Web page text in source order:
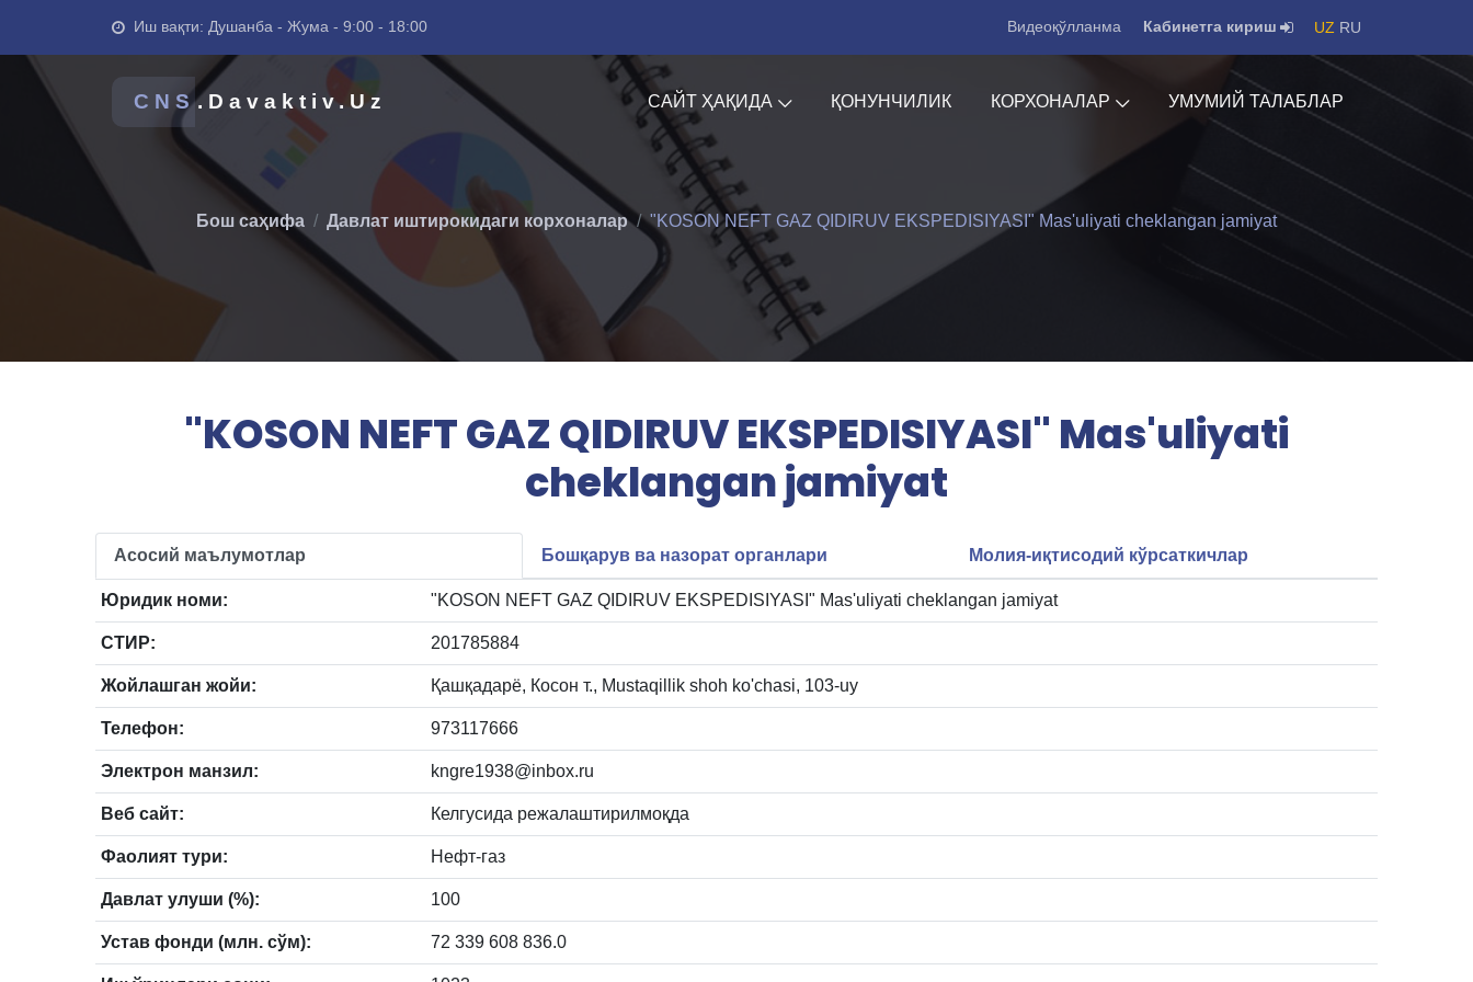
Иш вақти: Душанба - Жума - 9:00 - 18:00 Видеоқўлланма Кабинетга кириш UZ RU
CNS.Davaktiv.Uz САЙТ ҲАҚИДА ҚОНУНЧИЛИК КОРХОНАЛАР УМУМИЙ ТАЛАБЛАР
Бош саҳифа Давлат иштирокидаги корхоналар "KOSON NEFT GAZ QIDIRUV EKSPEDISIYASI" Mas'uliyati cheklangan jamiyat
"KOSON NEFT GAZ QIDIRUV EKSPEDISIYASI" Mas'uliyati
cheklangan jamiyat
Асосий маълумотлар Бошқарув ва назорат органлари Молия-иқтисодий кўрсаткичлар
Юридик номи: "KOSON NEFT GAZ QIDIRUV EKSPEDISIYASI" Mas'uliyati cheklangan jamiyat
СТИР: 201785884
Жойлашган жойи: Қашқадарё, Косон т., Mustaqillik shoh ko'chasi, 103-uy
Телефон: 973117666
Электрон манзил: kngre1938@inbox.ru
Веб сайт: Келгусида режалаштирилмоқда
Фаолият тури: Нефт-газ
Давлат улуши (%): 100
Устав фонди (млн. сўм): 72 339 608 836.0